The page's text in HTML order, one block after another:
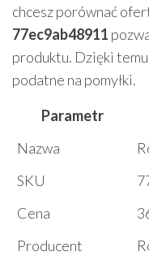
chcesz porównać
77ec9ab48911
produktu. Dzięki
podatne na pomyłki.
Parametr
Nazwa
SKU
Cena
Producent